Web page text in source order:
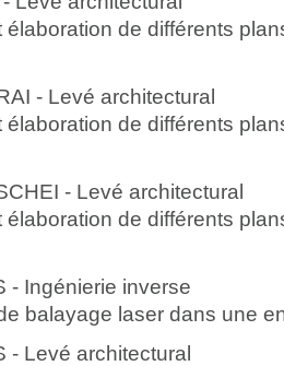
élaboration de différents
- Levé architectural
élaboration de différents
- Levé architectural
élaboration de différents
- Ingénierie inverse
balayage laser dans une
- Levé architectural